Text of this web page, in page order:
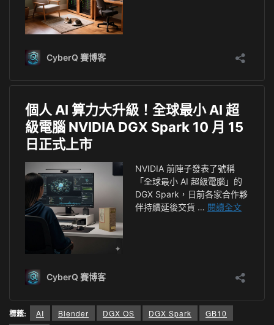
標籤: AI Blender DGX OS DGX Spark
GB10